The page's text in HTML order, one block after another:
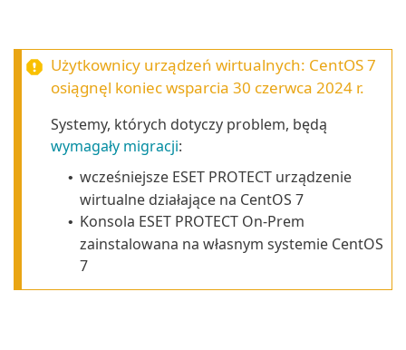
Użytkownicy urządzeń wirtualnych: CentOS 7
osiągnęl koniec wsparcia 30 czerwca 2024 r.
Systemy, których dotyczy problem, będą
wymagały migracji:
• wcześniejsze ESET PROTECT urządzenie
wirtualne działające na CentOS 7
• Konsola ESET PROTECT On-Prem
zainstalowana na własnym systemie CentOS
7